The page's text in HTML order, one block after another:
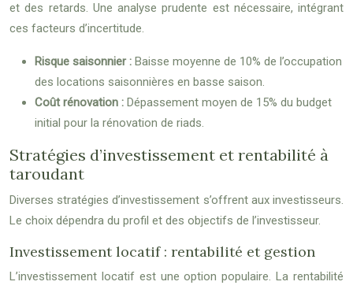
et des retards. Une analyse prudente est nécessaire, intégrant
ces facteurs d’incertitude.
Risque saisonnier : Baisse moyenne de 10% de l’occupation
des locations saisonnières en basse saison.
Coût rénovation : Dépassement moyen de 15% du budget
initial pour la rénovation de riads.
Stratégies d’investissement et rentabilité à
taroudant
Diverses stratégies d’investissement s’offrent aux investisseurs.
Le choix dépendra du profil et des objectifs de l’investisseur.
Investissement locatif : rentabilité et gestion
L’investissement locatif est une option populaire. La rentabilité